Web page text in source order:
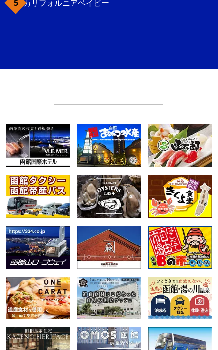
カリフォルニアベイビー